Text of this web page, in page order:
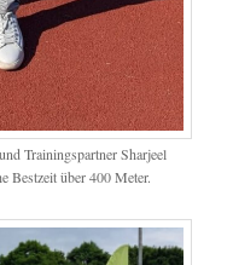
Trainingspartner Sharjeel
Bestzeit über 400 Meter.